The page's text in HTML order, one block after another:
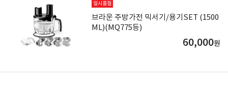
일시품절
브라운 주방가전 믹서기/용기SET (1500
ML)(MQ775등)
60,000원